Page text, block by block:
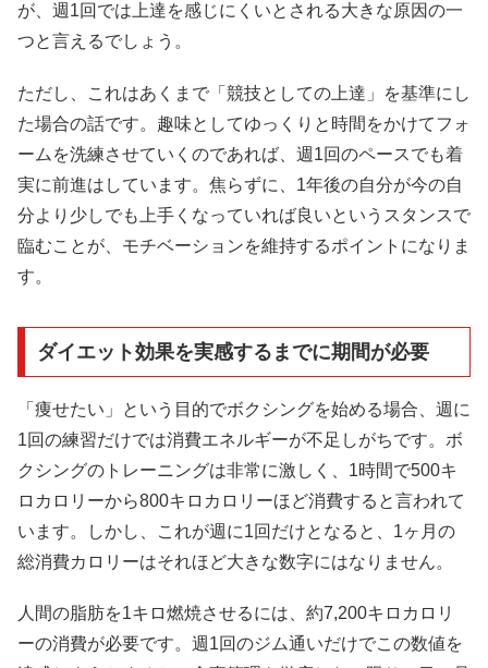
が、週1回では上達を感じにくいとされる大きな原因の一
つと言えるでしょう。
ただし、これはあくまで「競技としての上達」を基準にし
た場合の話です。趣味としてゆっくりと時間をかけてフォ
ームを洗練させていくのであれば、週1回のペースでも着
実に前進はしています。焦らずに、1年後の自分が今の自
分より少しでも上手くなっていれば良いというスタンスで
臨むことが、モチベーションを維持するポイントになりま
す。
ダイエット効果を実感するまでに期間が必要
「痩せたい」という目的でボクシングを始める場合、週に
1回の練習だけでは消費エネルギーが不足しがちです。ボ
クシングのトレーニングは非常に激しく、1時間で500キ
ロカロリーから800キロカロリーほど消費すると言われて
います。しかし、これが週に1回だけとなると、1ヶ月の
総消費カロリーはそれほど大きな数字にはなりません。
人間の脂肪を1キロ燃焼させるには、約7,200キロカロリ
ーの消費が必要です。週1回のジム通いだけでこの数値を